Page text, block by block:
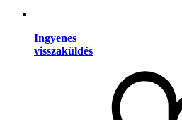
Ingyenes
visszaküldés